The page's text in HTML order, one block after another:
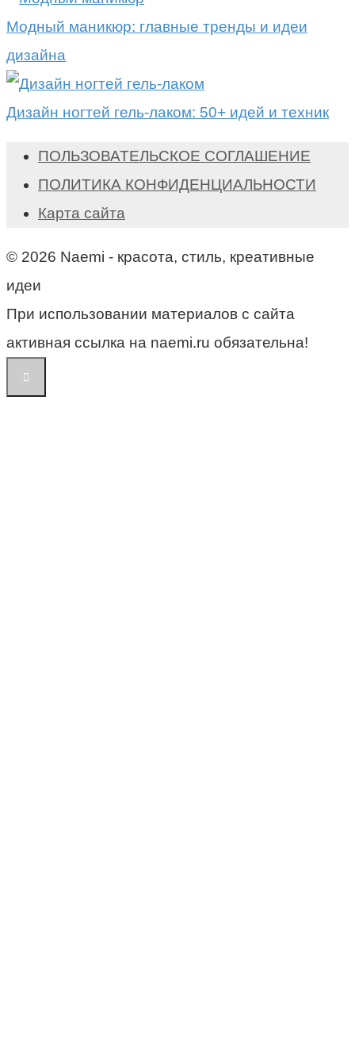
Модный маникюр: главные тренды и идеи
дизайна
Дизайн ногтей гель-лаком: 50+ идей и техник
ПОЛЬЗОВАТЕЛЬСКОЕ СОГЛАШЕНИЕ
ПОЛИТИКА КОНФИДЕНЦИАЛЬНОСТИ
Карта сайта
© 2026 Naemi - красота, стиль, креативные
идеи
При использовании материалов с сайта
активная ссылка на naemi.ru обязательна!